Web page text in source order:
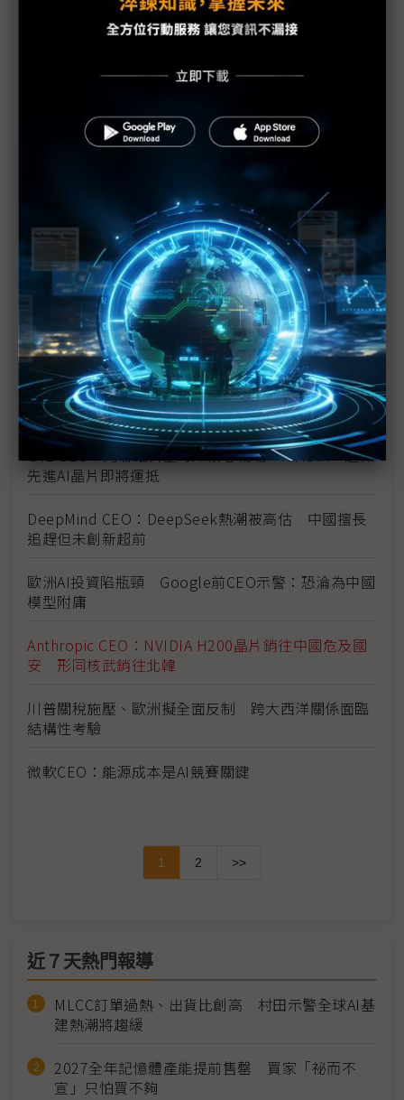
回歐洲8國關稅
黃仁勳：AI投資迎史上最大基建熱潮 帶動「新藍領
AI新創看向企業戰場 OpenAI、Anthropic拚穩定金
中國審查H200放行之際 傳黃仁勳春節前訪中
中美貿易談判再起 川普4月訪中前有望達成新協議
加拿大總理開火川普 籲全球中等國家團結抵抗「美
式霸權」
法國總統馬克宏籲歐盟強化主權自主 齊心抗美國威
G42 CEO：阿聯躍升全球AI核心戰場 NVIDIA、超微
先進AI晶片即將運抵
DeepMind CEO：DeepSeek熱潮被高估 中國擅長
追趕但未創新超前
歐洲AI投資陷瓶頸 Google前CEO示警：恐淪為中國
模型附庸
Anthropic CEO：NVIDIA H200晶片銷往中國危及國
安 形同核武銷往北韓
川普關稅施壓、歐洲擬全面反制 跨大西洋關係面臨
結構性考驗
微軟CEO：能源成本是AI競賽關鍵
1 2 >>
近７天熱門報導
MLCC訂單過熱、出貨比創高 村田示警全球AI基
建熱潮將趨緩
2027全年記憶體產能提前售罄 買家「祕而不
宣」只怕買不夠